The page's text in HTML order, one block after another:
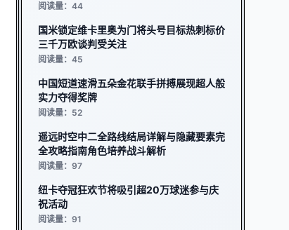
阅读量：44
国米锁定维卡里奥为门将头号目标热刺标价
三千万欧谈判受关注
阅读量：45
中国短道速滑五朵金花联手拼搏展现超人般
实力夺得奖牌
阅读量：52
遥远时空中二全路线结局详解与隐藏要素完
全攻略指南角色培养战斗解析
阅读量：97
纽卡夺冠狂欢节将吸引超20万球迷参与庆
祝活动
阅读量：91